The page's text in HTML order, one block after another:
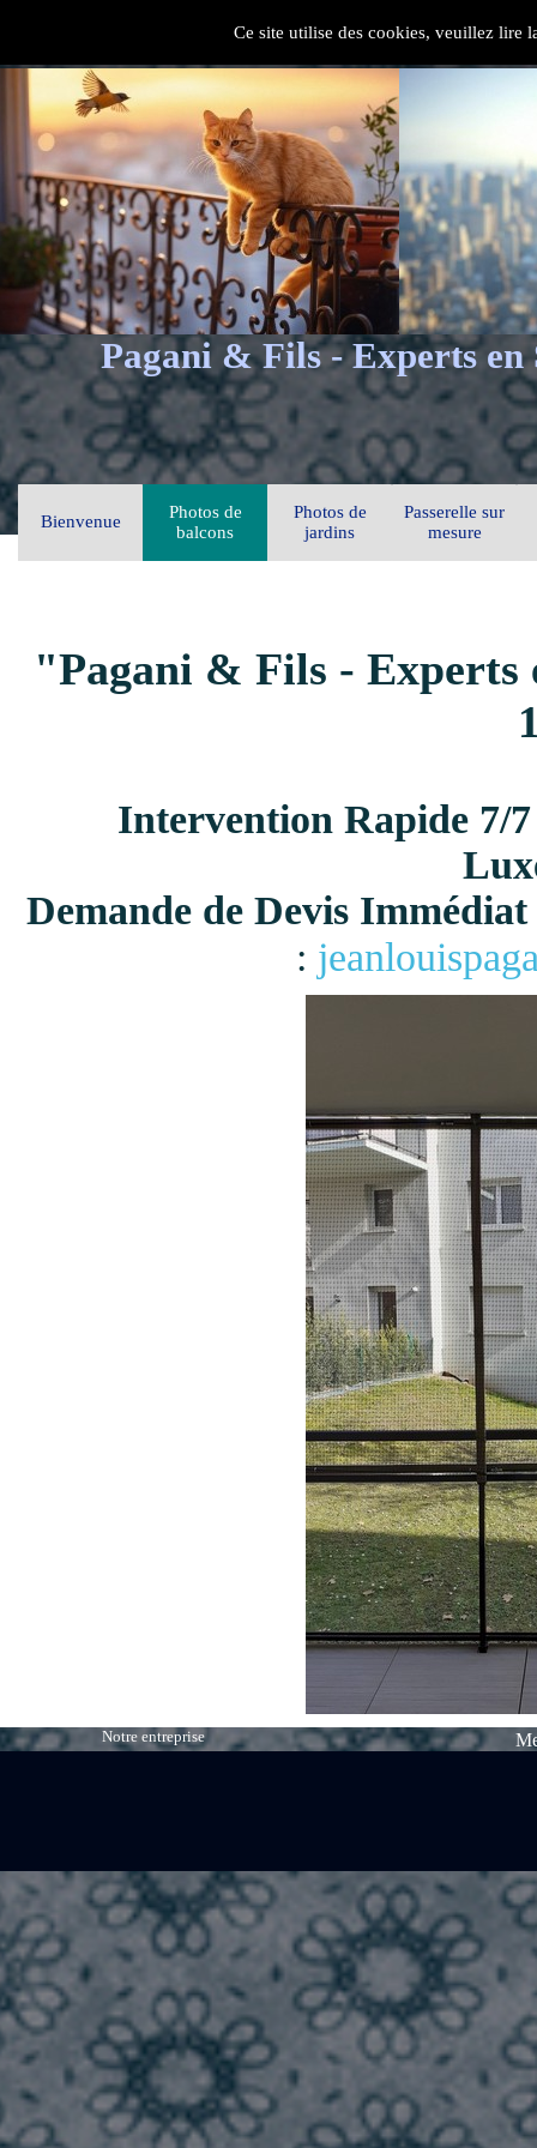
Ce site utilise des cookies, veuillez lire
Pagani & Fils - Experts en
Bienvenue
Photos de
balcons
Photos de
jardins
Passerelle sur
mesure
"Pagani & Fils - Experts
Intervention Rapide 7/
Demande de Devis
:
Notre entreprise